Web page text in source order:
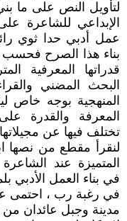
لتأويل النص على ما
الإبداعي للشاعرة
عمل أدبي حدا ثوي
بناء هذا الصرح فحسب
قدراتها المعرفية
البحث المضني
المنهجية بوجه خاص
المعرفة والقدرة
تختلف فيها عن
لنقرأ مقطع من نصها
المتميزة عند
في بناء العمل الأدبي
في رغبة رب ، احتمى
مدينة وجبل عائدان من